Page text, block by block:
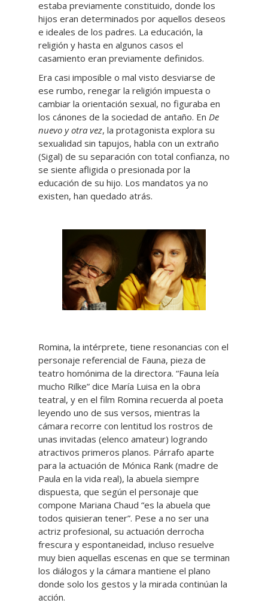
estaba previamente constituido, donde los
hijos eran determinados por aquellos deseos
e ideales de los padres. La educación, la
religión y hasta en algunos casos el
casamiento eran previamente definidos.
Era casi imposible o mal visto desviarse de
ese rumbo, renegar la religión impuesta o
cambiar la orientación sexual, no figuraba en
los cánones de la sociedad de antaño. En De
nuevo y otra vez, la protagonista explora su
sexualidad sin tapujos, habla con un extraño
(Sigal) de su separación con total confianza, no
se siente afligida o presionada por la
educación de su hijo. Los mandatos ya no
existen, han quedado atrás.
Romina, la intérprete, tiene resonancias con el
personaje referencial de Fauna, pieza de
teatro homónima de la directora. “Fauna leía
mucho Rilke” dice María Luisa en la obra
teatral, y en el film Romina recuerda al poeta
leyendo uno de sus versos, mientras la
cámara recorre con lentitud los rostros de
unas invitadas (elenco amateur) logrando
atractivos primeros planos. Párrafo aparte
para la actuación de Mónica Rank (madre de
Paula en la vida real), la abuela siempre
dispuesta, que según el personaje que
compone Mariana Chaud “es la abuela que
todos quisieran tener”. Pese a no ser una
actriz profesional, su actuación derrocha
frescura y espontaneidad, incluso resuelve
muy bien aquellas escenas en que se terminan
los diálogos y la cámara mantiene el plano
donde solo los gestos y la mirada continúan la
acción.